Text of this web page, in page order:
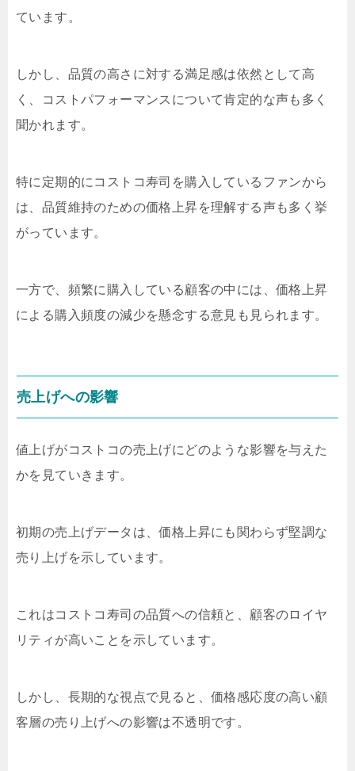
ています。
しかし、品質の高さに対する満足感は依然として高
く、コストパフォーマンスについて肯定的な声も多く
聞かれます。
特に定期的にコストコ寿司を購入しているファンから
は、品質維持のための価格上昇を理解する声も多く挙
がっています。
一方で、頻繁に購入している顧客の中には、価格上昇
による購入頻度の減少を懸念する意見も見られます。
売上げへの影響
値上げがコストコの売上げにどのような影響を与えた
かを見ていきます。
初期の売上げデータは、価格上昇にも関わらず堅調な
売り上げを示しています。
これはコストコ寿司の品質への信頼と、顧客のロイヤ
リティが高いことを示しています。
しかし、長期的な視点で見ると、価格感応度の高い顧
客層の売り上げへの影響は不透明です。